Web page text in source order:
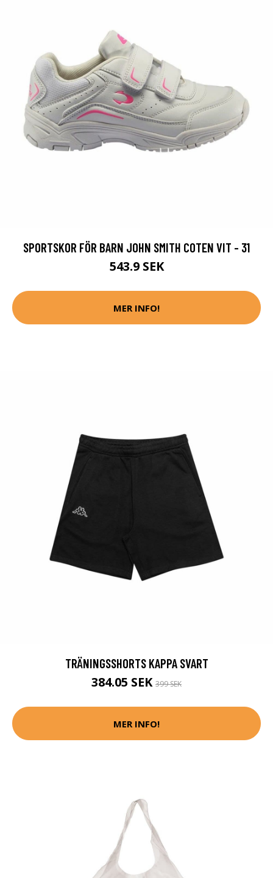
SPORTSKOR FÖR BARN JOHN SMITH COTEN VIT - 31
543.9 SEK
MER INFO!
TRÄNINGSSHORTS KAPPA SVART
384.05 SEK 399 SEK
MER INFO!